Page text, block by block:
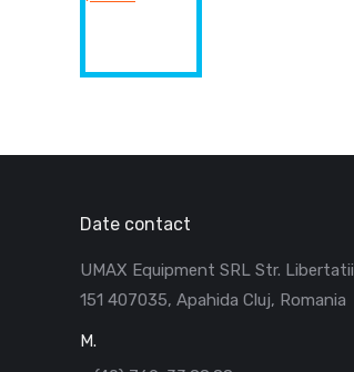
Date contact
UMAX Equipment SRL Str. Libertatii
151 407035, Apahida Cluj, Romania
M.